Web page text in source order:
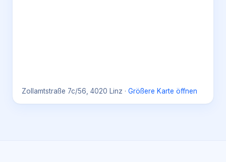
Zollamtstraße 7c/56, 4020 Linz · Größere Karte öffnen